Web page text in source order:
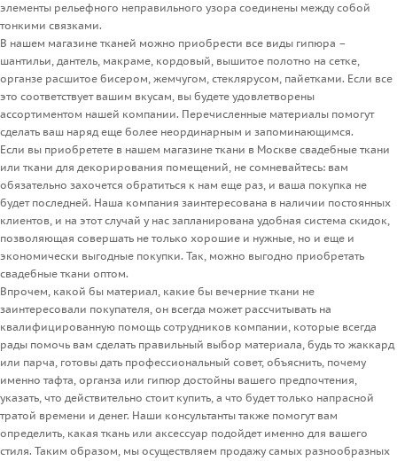
элементы рельефного неправильного узора соединены между собой
тонкими связками.
В нашем магазине тканей можно приобрести все виды гипюра –
шантильи, дантель, макраме, кордовый, вышитое полотно на сетке,
органзе расшитое бисером, жемчугом, стеклярусом, пайетками. Если все
это соответствует вашим вкусам, вы будете удовлетворены
ассортиментом нашей компании. Перечисленные материалы помогут
сделать ваш наряд еще более неординарным и запоминающимся.
Если вы приобретете в нашем магазине ткани в Москве свадебные ткани
или ткани для декорирования помещений, не сомневайтесь: вам
обязательно захочется обратиться к нам еще раз, и ваша покупка не
будет последней. Наша компания заинтересована в наличии постоянных
клиентов, и на этот случай у нас запланирована удобная система скидок,
позволяющая совершать не только хорошие и нужные, но и еще и
экономически выгодные покупки. Так, можно выгодно приобретать
свадебные ткани оптом.
Впрочем, какой бы материал, какие бы вечерние ткани не
заинтересовали покупателя, он всегда может рассчитывать на
квалифицированную помощь сотрудников компании, которые всегда
рады помочь вам сделать правильный выбор материала, будь то жаккард
или парча, готовы дать профессиональный совет, объяснить, почему
именно тафта, органза или гипюр достойны вашего предпочтения,
указать, что действительно стоит купить, а что будет только напрасной
тратой времени и денег. Наши консультанты также помогут вам
определить, какая ткань или аксессуар подойдет именно для вашего
стиля. Таким образом, мы осуществляем продажу самых разнообразных